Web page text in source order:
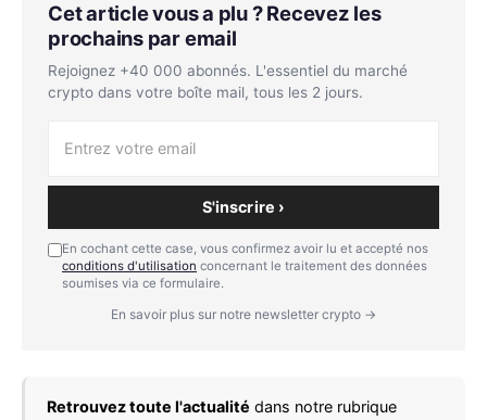
Cet article vous a plu ? Recevez les
prochains par email
Rejoignez +40 000 abonnés. L'essentiel du marché
crypto dans votre boîte mail, tous les 2 jours.
S'inscrire ›
En cochant cette case, vous confirmez avoir lu et accepté nos
conditions d'utilisation concernant le traitement des données
soumises via ce formulaire.
En savoir plus sur notre newsletter crypto →
Retrouvez toute l'actualité dans notre rubrique